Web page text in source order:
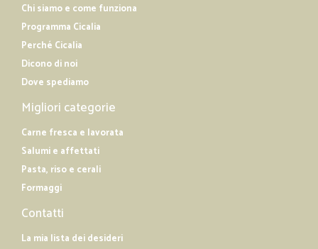
Chi siamo e come funziona
Programma Cicalia
Perché Cicalia
Dicono di noi
Dove spediamo
Migliori categorie
Carne fresca e lavorata
Salumi e affettati
Pasta, riso e cerali
Formaggi
Contatti
La mia lista dei desideri